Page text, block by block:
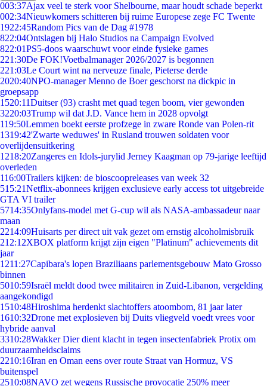
003:37Ajax veel te sterk voor Shelbourne, maar houdt schade beperkt
002:34Nieuwkomers schitteren bij ruime Europese zege FC Twente
1922:45Random Pics van de Dag #1978
822:04Ontslagen bij Halo Studios na Campaign Evolved
822:01PS5-doos waarschuwt voor einde fysieke games
221:30De FOK!Voetbalmanager 2026/2027 is begonnen
221:03Le Court wint na nerveuze finale, Pieterse derde
2020:40NPO-manager Menno de Boer geschorst na dickpic in
groepsapp
1520:11Duitser (93) crasht met quad tegen boom, vier gewonden
3220:03Trump wil dat J.D. Vance hem in 2028 opvolgt
119:50Lemmen boekt eerste profzege in zware Ronde van Polen-rit
1319:42'Zwarte weduwes' in Rusland trouwen soldaten voor
overlijdensuitkering
1218:20Zangeres en Idols-jurylid Jerney Kaagman op 79-jarige leeftijd
overleden
116:00Trailers kijken: de bioscoopreleases van week 32
515:21Netflix-abonnees krijgen exclusieve early access tot uitgebreide
GTA VI trailer
5714:35Onlyfans-model met G-cup wil als NASA-ambassadeur naar
maan
2214:09Huisarts per direct uit vak gezet om ernstig alcoholmisbruik
212:12XBOX platform krijgt zijn eigen "Platinum" achievements dit
jaar
1211:27Capibara's lopen Braziliaans parlementsgebouw Mato Grosso
binnen
5010:59Israël meldt dood twee militairen in Zuid-Libanon, vergelding
aangekondigd
1510:48Hiroshima herdenkt slachtoffers atoombom, 81 jaar later
1610:32Drone met explosieven bij Duits vliegveld voedt vrees voor
hybride aanval
3310:28Wakker Dier dient klacht in tegen insectenfabriek Protix om
duurzaamheidsclaims
2210:16Iran en Oman eens over route Straat van Hormuz, VS
buitenspel
2510:08NAVO zet wegens Russische provocatie 250% meer